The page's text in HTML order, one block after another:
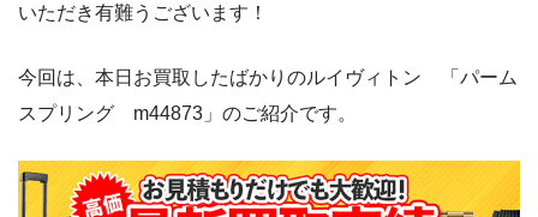
いただき有難うございます！
今回は、本日お買取したばかりのルイヴィトン 「パーム
スプリング m44873」のご紹介です。